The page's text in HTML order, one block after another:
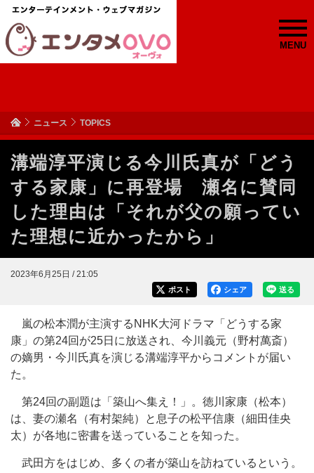
MENU
ニュース TOPICS
溝端淳平演じる今川氏真が「どう
する家康」に再登場 瀬名に賛同
した理由は「それが父の願ってい
た理想に近かったから」
2023年6月25日 / 21:05
送る
シェア
ポスト
嵐の松本潤が主演するNHK大河ドラマ「どうする家
康」の第24回が25日に放送され、今川義元（野村萬斎）
の嫡男・今川氏真を演じる溝端淳平からコメントが届い
た。
第24回の副題は「築山へ集え！」。徳川家康（松本）
は、妻の瀬名（有村架純）と息子の松平信康（細田佳央
太）が各地に密書を送っていることを知った。
武田方をはじめ、多くの者が築山を訪ねているという。